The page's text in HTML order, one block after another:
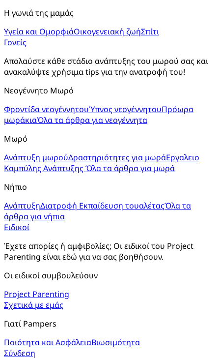
Η γωνιά της μαμάς
Υγεία και ΟμορφιάΟικογενειακή ζωήΣπίτι
Γονείς
Απολαύστε κάθε στάδιο ανάπτυξης του μωρού σας και
ανακαλύψτε χρήσιμα tips για την ανατροφή του!
Νεογέννητο Μωρό
Φροντίδα νεογέννητουΎπνος νεογέννητουΠρόωρα
μωράκιαΌλα τα άρθρα για νεογέννητα
Μωρό
Ανάπτυξη μωρούΔραστηριότητες για μωράΕργαλειο
Καμπύλης Ανάπτυξης Όλα τα άρθρα για μωρά
Νήπιο
ΑνάπτυξηΔιατροφή Εκπαίδευση τουαλέταςΌλα τα
άρθρα για νήπια
Ειδικοί
Έχετε απορίες ή αμφιβολίες; Οι ειδικοί του Project
Parenting είναι εδώ για να σας βοηθήσουν.
Οι ειδικοί συμβουλεύουν
Project Parenting
Σχετικά με εμάς
Γιατί Pampers
Ποιότητα και ΑσφάλειαΒιωσιμότητα
Σύνδεση